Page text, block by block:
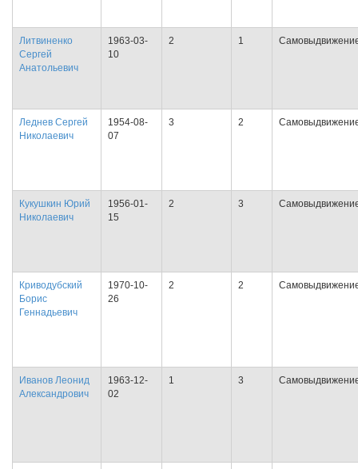
Литвиненко
Сергей
Анатольевич
1963-03-
10
2 1
Леднев Сергей
Николаевич
1954-08-
07
3 2
Кукушкин Юрий
Николаевич
1956-01-
15
2 3
Криводубский
Борис
Геннадьевич
1970-10-
26
2 2
Иванов Леонид
Александрович
1963-12-
02
1 3